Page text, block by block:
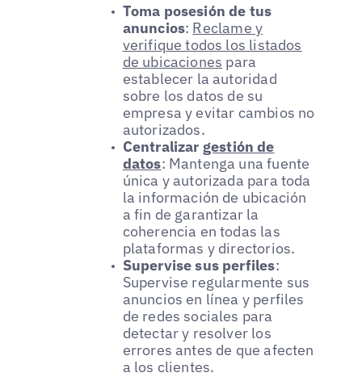
Toma posesión de tus
anuncios: Reclame y
verifique todos los listados
de ubicaciones para
establecer la autoridad
sobre los datos de su
empresa y evitar cambios no
autorizados.
Centralizar gestión de
datos: Mantenga una fuente
única y autorizada para toda
la información de ubicación
a fin de garantizar la
coherencia en todas las
plataformas y directorios.
Supervise sus perfiles:
Supervise regularmente sus
anuncios en línea y perfiles
de redes sociales para
detectar y resolver los
errores antes de que afecten
a los clientes.